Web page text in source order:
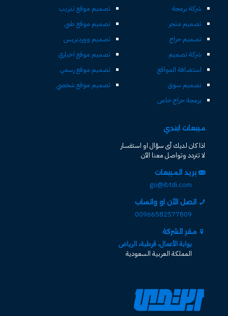
شركة برمجة
تصميم متجر
تصميم حراج
شركة تصميم
استضافة المواقع
تصميم سوق
برمجة حراج خاص
تصميم موقع تدريب
تصميم موقع طبي
تصميم ووردبريس
تصميم موقع اخباري
تصميم موقع رسمي
تصميم موقع شخصي
مبيعات ابتدي
اذا كان لديك أى سؤال او استفسار
لا تتردد وتواصل معنا الآن
بريد المبيعات
go@ibtdi.com
اتصل الآن او واتساب
00966582577809
مقر الشركة
بوابة الأعمال، قرطبة، الرياض
المملكة العربية السعودية